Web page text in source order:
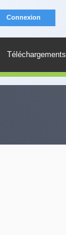
Téléchargements